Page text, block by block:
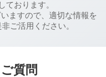
ております。
ますので、適切な情報を
ご活用ください。
質問